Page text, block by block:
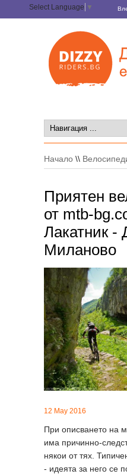
Select Language ▼
Начало \\
Приятен
от mtb-
Лакатник -
Миланово
12 May 2016
При описването на
има причинно-
някои от тях.
- идеята за него се